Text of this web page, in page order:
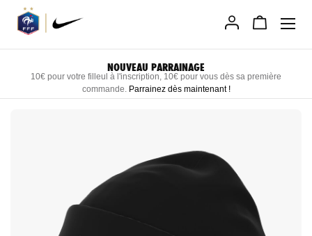
Allez
au
contenu
LIVRAISON RAPIDE DIRECTEMENT CHEZ VOUS
Recevez vos produits personnalisés sous 3 semaines maximum